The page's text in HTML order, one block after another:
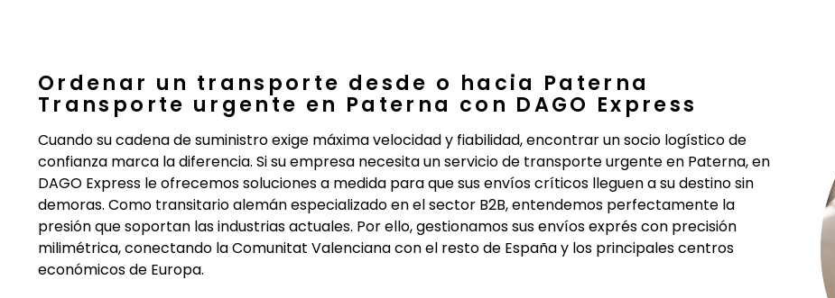
Ordenar un transporte desde o hacia Paterna
Transporte urgente en Paterna con DAGO Express
Cuando su cadena de suministro exige máxima velocidad y fiabilidad, encontrar un socio logístico de
confianza marca la diferencia. Si su empresa necesita un servicio de transporte urgente en Paterna, en
DAGO Express le ofrecemos soluciones a medida para que sus envíos críticos lleguen a su destino sin
demoras. Como transitario alemán especializado en el sector B2B, entendemos perfectamente la
presión que soportan las industrias actuales. Por ello, gestionamos sus envíos exprés con precisión
milimétrica, conectando la Comunitat Valenciana con el resto de España y los principales centros
económicos de Europa.